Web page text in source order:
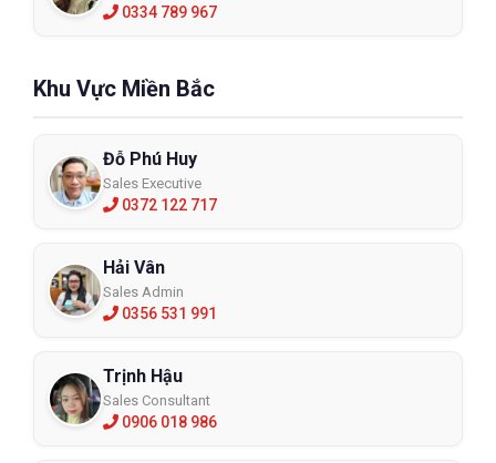
0334 789 967
Khu Vực Miền Bắc
Đỗ Phú Huy
Sales Executive
0372 122 717
Hải Vân
Sales Admin
0356 531 991
Trịnh Hậu
Sales Consultant
0906 018 986